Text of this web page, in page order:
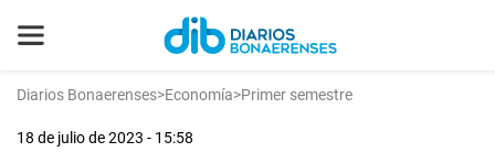
Diarios Bonaerenses>Economía>Primer semestre
18 de julio de 2023 - 15:58